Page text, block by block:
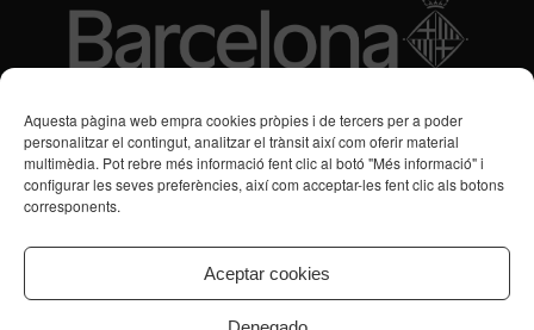
Aquesta pàgina web empra cookies pròpies i de tercers per a poder
personalitzar el contingut, analitzar el trànsit així com oferir material
multimèdia. Pot rebre més informació fent clic al botó "Més informació" i
configurar les seves preferències, així com acceptar-les fent clic als botons
corresponents.
Aceptar cookies
Subvencions des de 2016
Programa de Vacances/Suport Respir Familiar
Transtorns de Salut Mental